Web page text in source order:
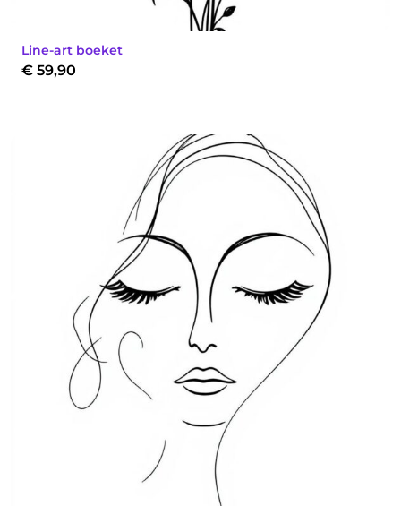
Line-art boeket
€ 59,90